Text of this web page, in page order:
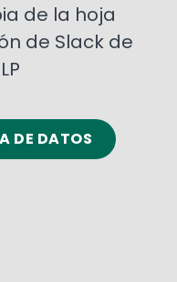
de la hoja
de Slack de
DE DATOS